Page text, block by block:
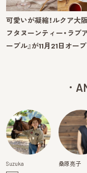
可愛いが凝縮！ルクア大
フタヌーンティー・ラブ
ーブル』が11月21日オー
Suzuka 桑原亮子